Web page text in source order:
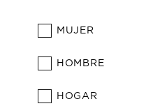
MUJER
HOMBRE
HOGAR